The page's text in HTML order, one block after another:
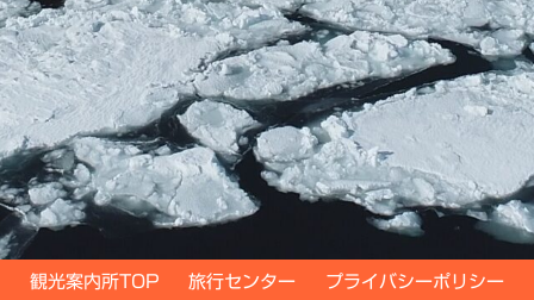
観光案内所TOP 旅行センター
プライバシーポリシー